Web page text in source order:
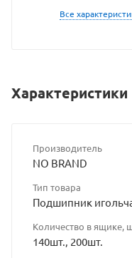
Все
Характеристики
Производитель
NO BRAND
Тип товара
Подшипник
Количество в ящике,
140шт., 200шт.